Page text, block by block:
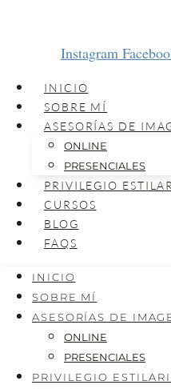
Instagram
INICIO
SOBRE MÍ
ASESORÍAS DE
ONLINE
PRESENCIALES
PRIVILEGIO
CURSOS
BLOG
FAQS
INICIO
SOBRE MÍ
ASESORÍAS DE
ONLINE
PRESENCIALES
PRIVILEGIO